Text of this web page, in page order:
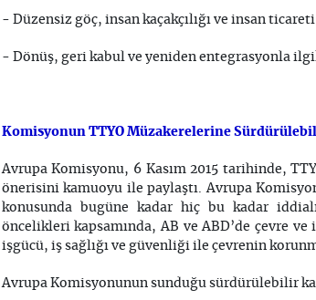
- Düzensiz göç, insan kaçakçılığı ve insan
- Dönüş, geri kabul ve yeniden entegrasyonla
Komisyonun TTYO Müzakerelerine
Avrupa Komisyonu, 6 Kasım 2015 tarihinde,
önerisini kamuoyu ile paylaştı. Avrupa
konusunda bugüne kadar hiç bu kadar
öncelikleri kapsamında, AB ve ABD’de çevre
işgücü, iş sağlığı ve güvenliği ile çevrenin
Avrupa Komisyonunun sunduğu sürdürülebilir